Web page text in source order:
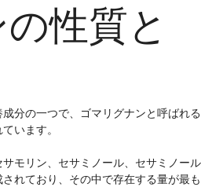
性質と
分の一つで、ゴマリグナンと呼ばれる
います。
モリン、セサミノール、セサミノール
れており、その中で存在する量が最も